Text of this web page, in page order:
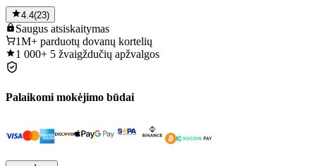
4.4(23)
Saugus atsiskaitymas
1M+ parduotų dovanų kortelių
1 000+ 5 žvaigždučių apžvalgos
Palaikomi mokėjimo būdai